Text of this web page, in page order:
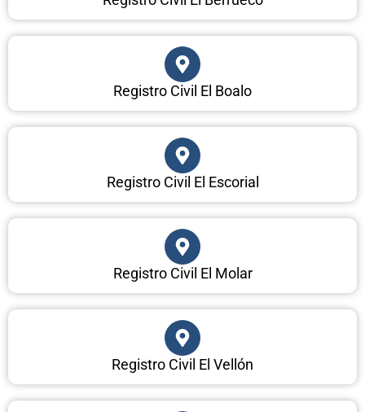
Registro Civil El Boalo
Registro Civil El Escorial
Registro Civil El Molar
Registro Civil El Vellón